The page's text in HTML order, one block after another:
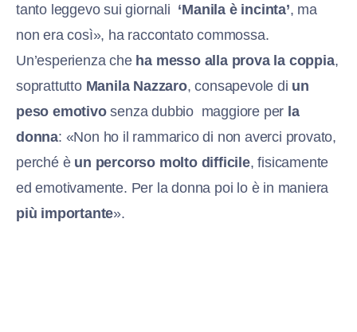
tanto leggevo sui giornali ‘Manila è incinta’, ma
non era così», ha raccontato commossa.
Un’esperienza che ha messo alla prova la coppia,
soprattutto Manila Nazzaro, consapevole di un
peso emotivosenza dubbio maggiore per la
donna: «Non ho il rammarico di non averci provato,
perché è un percorso molto difficile, fisicamente
ed emotivamente. Per la donna poi lo è in maniera
più importante».